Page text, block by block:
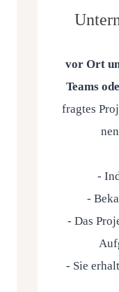
vor Ort
Teams
frag­tes
-
-
- Das
- Sie